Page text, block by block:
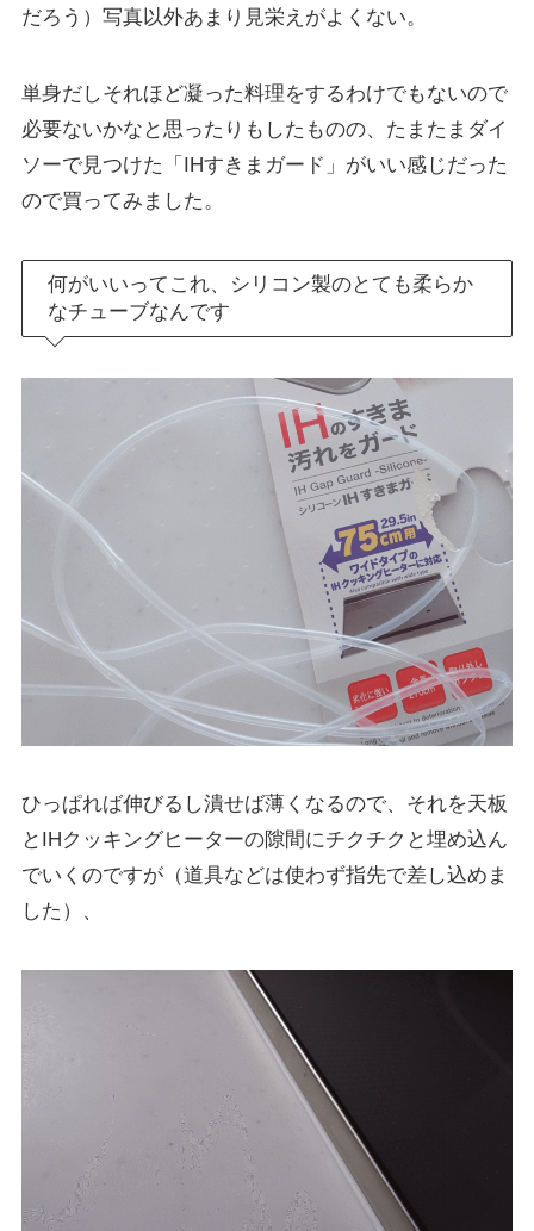
だろう）写真以外あまり見栄えがよくない。
単身だしそれほど凝った料理をするわけでもないので
必要ないかなと思ったりもしたものの、たまたまダイ
ソーで見つけた「IHすきまガード」がいい感じだった
ので買ってみました。
何がいいってこれ、シリコン製のとても柔らか
なチューブなんです
ひっぱれば伸びるし潰せば薄くなるので、それを天板
とIHクッキングヒーターの隙間にチクチクと埋め込ん
でいくのですが（道具などは使わず指先で差し込めま
した）、